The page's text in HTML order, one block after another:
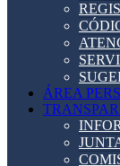
ÁREA